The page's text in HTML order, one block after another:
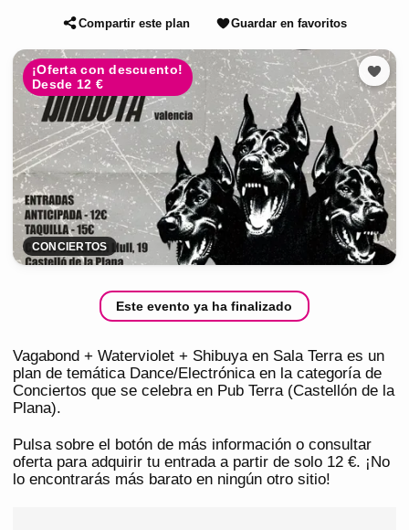
Compartir este plan Guardar en favoritos
¡Oferta con descuento!
Desde 12 €
CONCIERTOS
Este evento ya ha finalizado
Vagabond + Waterviolet + Shibuya en Sala Terra es un
plan de temática Dance/Electrónica en la categoría de
Conciertos que se celebra en Pub Terra (Castellón de la
Plana).
Pulsa sobre el botón de más información o consultar
oferta para adquirir tu entrada a partir de solo 12 €. ¡No
lo encontrarás más barato en ningún otro sitio!